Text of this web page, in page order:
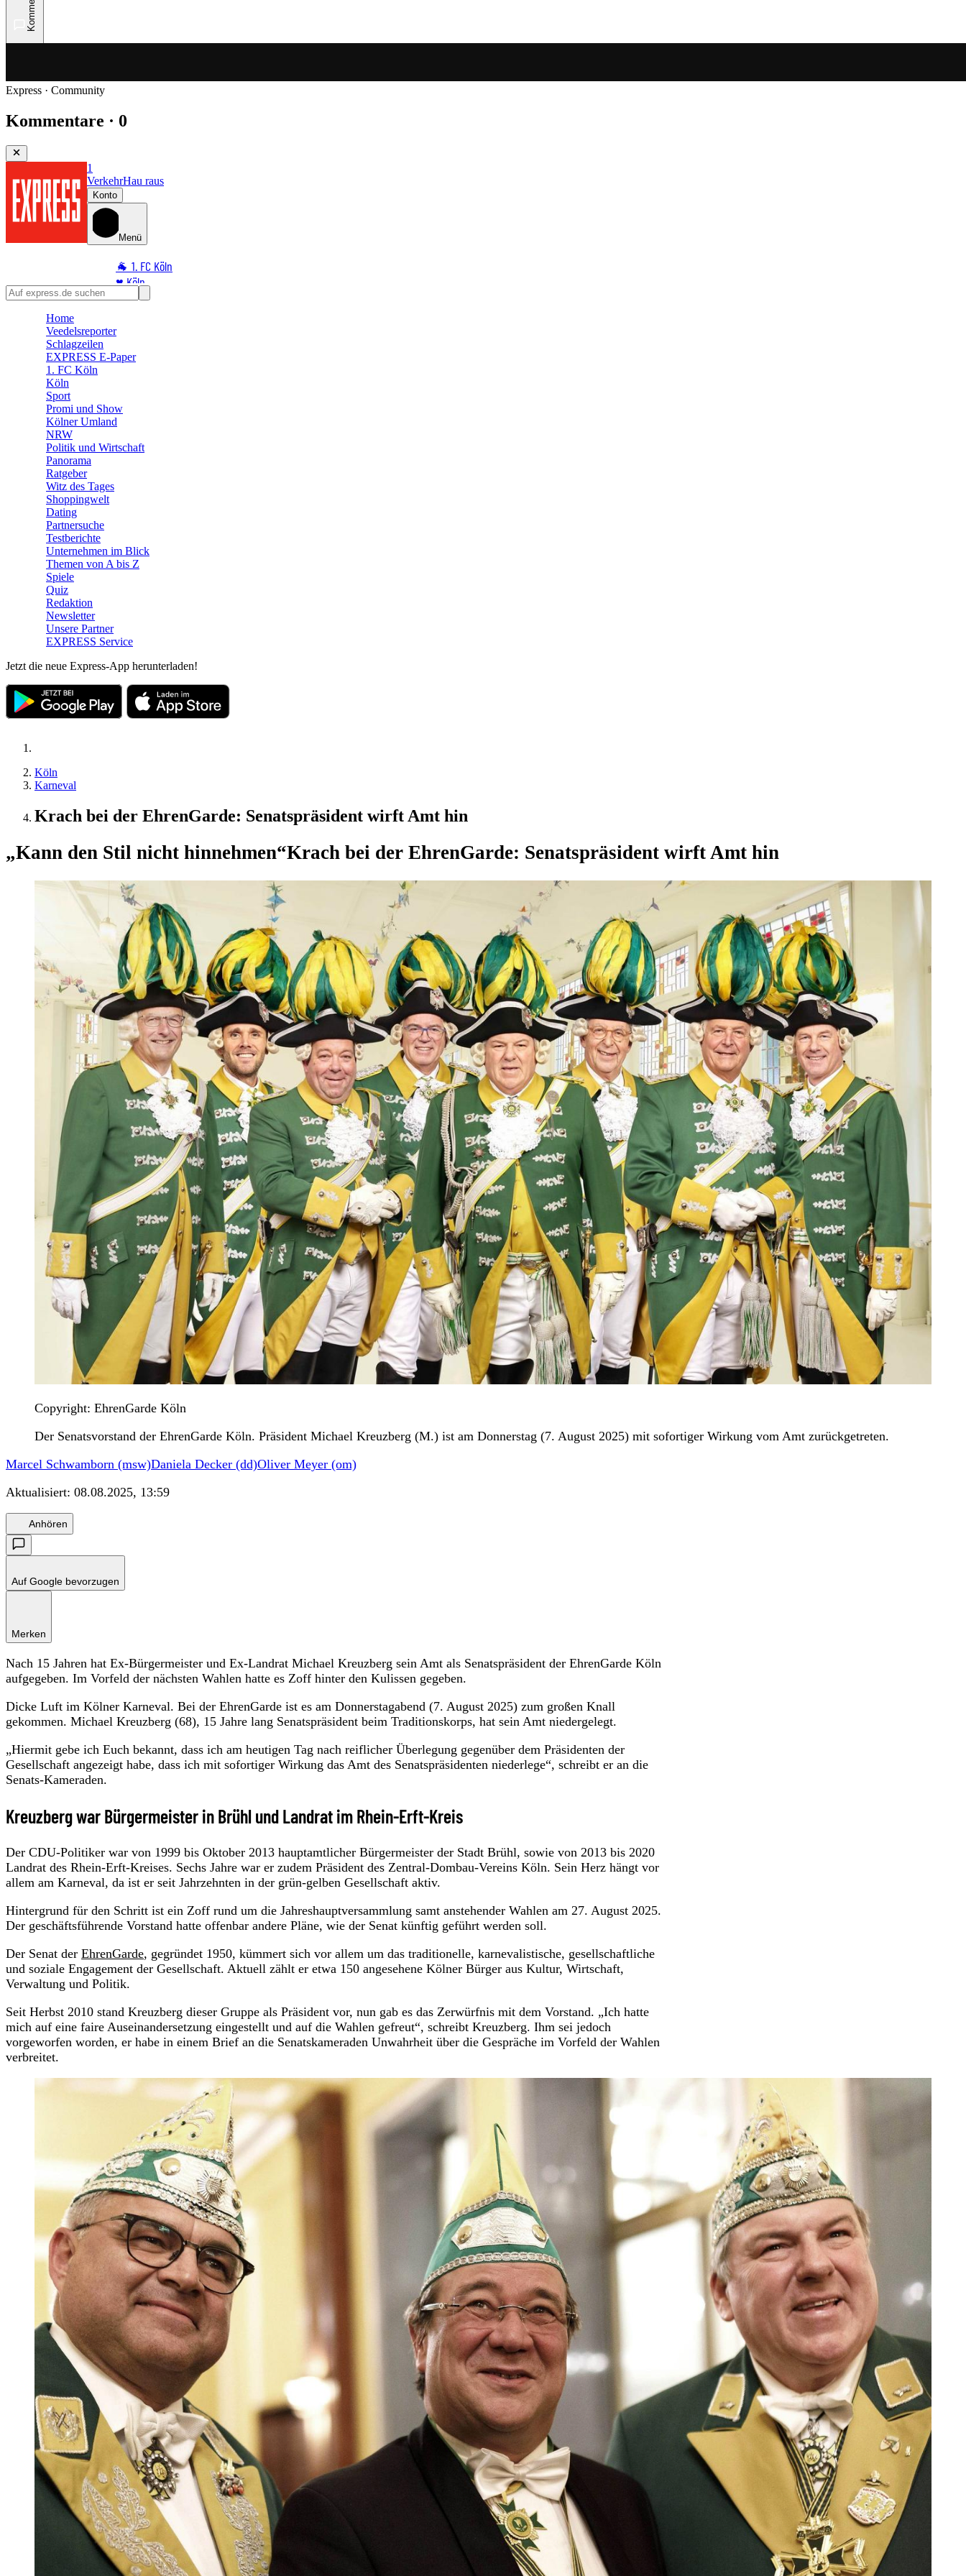
Express · Community
Kommentare · 0
1
VerkehrHau raus
Konto
Menü
🐐 1. FC Köln
♥️ Köln
⭐ Promi
🛒 Shoppingwelt
🧩 Spiele
Home
Veedelsreporter
Schlagzeilen
EXPRESS E-Paper
1. FC Köln
Köln
Sport
Promi und Show
Kölner Umland
NRW
Politik und Wirtschaft
Panorama
Ratgeber
Witz des Tages
Shoppingwelt
Dating
Partnersuche
Testberichte
Unternehmen im Blick
Themen von A bis Z
Spiele
Quiz
Redaktion
Newsletter
Unsere Partner
EXPRESS Service
Jetzt die neue Express-App herunterladen!
Köln
Karneval
Krach bei der EhrenGarde: Senatspräsident wirft Amt hin
„Kann den Stil nicht hinnehmen“Krach bei der EhrenGarde: Senatspräsident wirft Amt hin
Copyright: EhrenGarde Köln
Der Senatsvorstand der EhrenGarde Köln. Präsident Michael Kreuzberg (M.) ist am Donnerstag (7. August 2025) mit sofortiger Wirkung vom Amt zurückgetreten.
Marcel Schwamborn (msw)Daniela Decker (dd)Oliver Meyer (om)
Aktualisiert: 08.08.2025, 13:59
Anhören
Auf Google bevorzugen
Merken
Nach 15 Jahren hat Ex-Bürgermeister und Ex-Landrat Michael Kreuzberg sein Amt als Senatspräsident der EhrenGarde Köln
aufgegeben. Im Vorfeld der nächsten Wahlen hatte es Zoff hinter den Kulissen gegeben.
Dicke Luft im Kölner Karneval. Bei der EhrenGarde ist es am Donnerstagabend (7. August 2025) zum großen Knall
gekommen. Michael Kreuzberg (68), 15 Jahre lang Senatspräsident beim Traditionskorps, hat sein Amt niedergelegt.
„Hiermit gebe ich Euch bekannt, dass ich am heutigen Tag nach reiflicher Überlegung gegenüber dem Präsidenten der
Gesellschaft angezeigt habe, dass ich mit sofortiger Wirkung das Amt des Senatspräsidenten niederlege“, schreibt er an die
Senats-Kameraden.
Kreuzberg war Bürgermeister in Brühl und Landrat im Rhein-Erft-Kreis
Der CDU-Politiker war von 1999 bis Oktober 2013 hauptamtlicher Bürgermeister der Stadt Brühl, sowie von 2013 bis 2020
Landrat des Rhein-Erft-Kreises. Sechs Jahre war er zudem Präsident des Zentral-Dombau-Vereins Köln. Sein Herz hängt vor
allem am Karneval, da ist er seit Jahrzehnten in der grün-gelben Gesellschaft aktiv.
Hintergrund für den Schritt ist ein Zoff rund um die Jahreshauptversammlung samt anstehender Wahlen am 27. August 2025.
Der geschäftsführende Vorstand hatte offenbar andere Pläne, wie der Senat künftig geführt werden soll.
Der Senat der EhrenGarde, gegründet 1950, kümmert sich vor allem um das traditionelle, karnevalistische, gesellschaftliche
und soziale Engagement der Gesellschaft. Aktuell zählt er etwa 150 angesehene Kölner Bürger aus Kultur, Wirtschaft,
Verwaltung und Politik.
Seit Herbst 2010 stand Kreuzberg dieser Gruppe als Präsident vor, nun gab es das Zerwürfnis mit dem Vorstand. „Ich hatte
mich auf eine faire Auseinandersetzung eingestellt und auf die Wahlen gefreut“, schreibt Kreuzberg. Ihm sei jedoch
vorgeworfen worden, er habe in einem Brief an die Senatskameraden Unwahrheit über die Gespräche im Vorfeld der Wahlen
verbreitet.